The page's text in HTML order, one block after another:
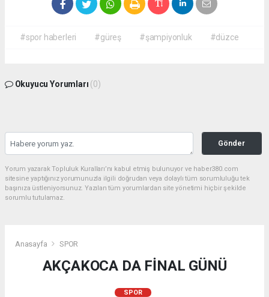
#spor haberleri #güreş #şampiyonluk #düzce
Okuyucu Yorumları (0)
Gönder
Yorum yazarak Topluluk Kuralları’nı kabul etmiş bulunuyor ve haber380.com
sitesine yaptığınız yorumunuzla ilgili doğrudan veya dolaylı tüm sorumluluğu tek
başınıza üstleniyorsunuz. Yazılan tüm yorumlardan site yönetimi hiçbir şekilde
sorumlu tutulamaz.
Anasayfa SPOR
AKÇAKOCA DA FİNAL GÜNÜ
SPOR